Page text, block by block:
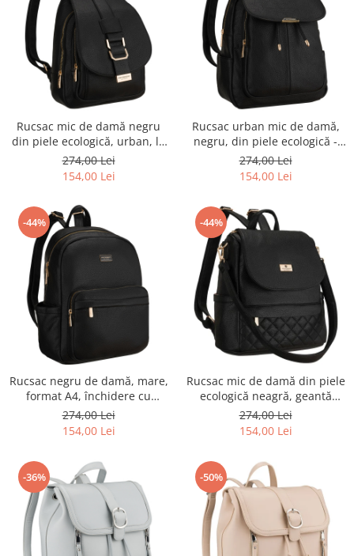
Rucsac mic de damă negru
din piele ecologică, urban, la
modă, cu clapă - Peterson
PTR-PTN MBP-04-F19
274,00 Lei
154,00 Lei
Rucsac urban mic de damă,
negru, din piele ecologică -
Peterson PTR-PTN MBP-10-F19
274,00 Lei
154,00 Lei
-44%
Rucsac negru de damă, mare,
format A4, închidere cu
fermoar, oraș, pentru
serviciu, universitate, piele
ecologică - Peterson PTR-PTN
274,00 Lei
154,00 Lei
-44%
Rucsac mic de damă din piele
ecologică neagră, geantă
urbană 2 în 1 - Peterson PTR-
PTN MBP-08-F19
274,00 Lei
154,00 Lei
-36% -50%